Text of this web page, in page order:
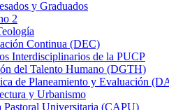
y Graduados
2
Continua (DEC)
Interdisciplinarios de la PUCP
del Talento Humano (DGTH)
de Planeamiento y Evaluación
y Urbanismo
Pastoral Universitaria (CAPU)